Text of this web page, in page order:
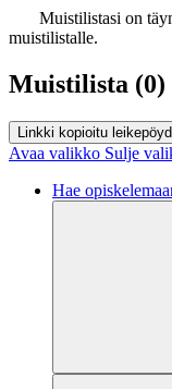
Muistilistasi on
muistilistalle.
Muistilista (0)
Linkki kopioitu
Avaa valikko Sulje
Hae